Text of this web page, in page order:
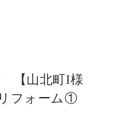
【山北町I様
フォーム①